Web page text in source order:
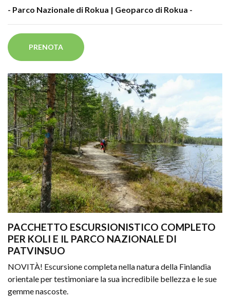
- Parco Nazionale di Rokua | Geoparco di Rokua -
PRENOTA
PACCHETTO ESCURSIONISTICO COMPLETO
PER KOLI E IL PARCO NAZIONALE DI
PATVINSUO
NOVITÀ! Escursione completa nella natura della Finlandia
orientale per testimoniare la sua incredibile bellezza e le sue
gemme nascoste.